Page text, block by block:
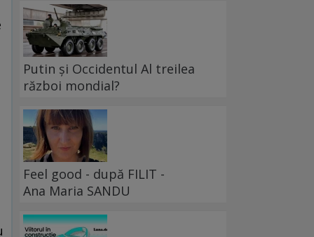
Putin și Occidentul Al treilea
război mondial?
Feel good - după FILIT -
Ana Maria SANDU